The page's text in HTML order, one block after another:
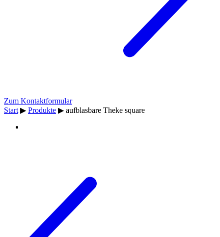
Zum Kontaktformular
Start ▶ Produkte ▶ aufblasbare Theke square